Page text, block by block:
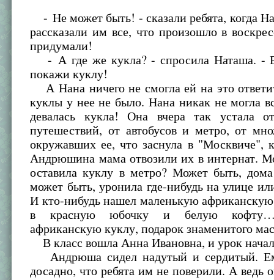
- Не может быть! - сказали ребята, когда
рассказали им все, что произошло в
придумали!
- А где же кукла? - спросила Наташа. -
покажи куклу!
А Нана ничего не смогла ей на это
куклы у нее не было. Нана никак не могла
девалась кукла! Она вчера так устала
путешествий, от автобусов и метро, от
окружавших ее, что заснула в "Москвиче",
Андрюшина мама отвозили их в интернат.
оставила куклу в метро? Может быть,
может быть, уронила где-нибудь на улице
И кто-нибудь нашел маленькую
в красную юбочку и белую
африканскую куклу, подарок знаменитого
В класс вошла Анна Ивановна, и урок
Андрюша сидел надутый и сердитый.
досадно, что ребята им не поверили. А ведь